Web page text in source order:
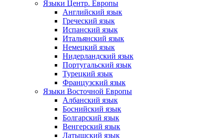
Языки Центр. Европы
Английский язык
Греческий язык
Испанский язык
Итальянский язык
Немецкий язык
Нидерландский язык
Португальский язык
Турецкий язык
Французский язык
Языки Восточной Европы
Албанский язык
Боснийский язык
Болгарский язык
Венгерский язык
Латышский язык